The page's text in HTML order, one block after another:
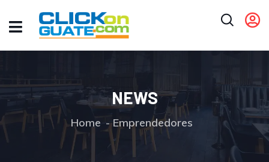
NEWS
Home Emprendedores